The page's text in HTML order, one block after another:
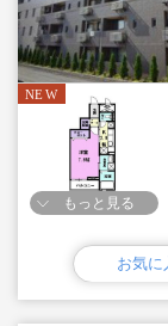
もっと見る
お気に